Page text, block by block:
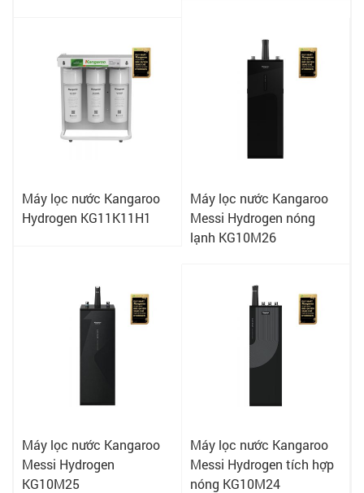
Máy lọc nước Kangaroo
Hydrogen KG11K11H1
Máy lọc nước Kangaroo
Messi Hydrogen nóng
lạnh KG10M26
Máy lọc nước Kangaroo
Messi Hydrogen
KG10M25
Máy lọc nước Kangaroo
Messi Hydrogen tích hợp
nóng KG10M24